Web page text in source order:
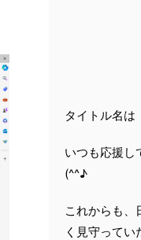
タイトル名は
いつも応援し
(^^♪
これからも、
く見守ってい